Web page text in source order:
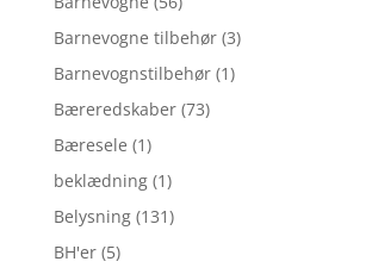
Barnevogne tilbehør (3)
Barnevognstilbehør (1)
Bæreredskaber (73)
Bæresele (1)
beklædning (1)
Belysning (131)
BH'er (5)